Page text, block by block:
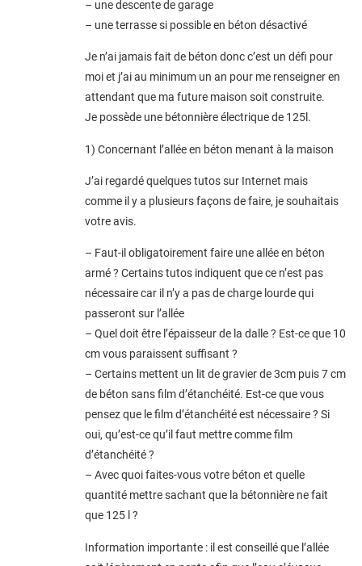
– une descente de garage
– une terrasse si possible en béton désactivé
Je n’ai jamais fait de béton donc c’est un défi pour
moi et j’ai au minimum un an pour me renseigner en
attendant que ma future maison soit construite.
Je possède une bétonnière électrique de 125l.
1) Concernant l’allée en béton menant à la maison
J’ai regardé quelques tutos sur Internet mais
comme il y a plusieurs façons de faire, je souhaitais
votre avis.
– Faut-il obligatoirement faire une allée en béton
armé ? Certains tutos indiquent que ce n’est pas
nécessaire car il n’y a pas de charge lourde qui
passeront sur l’allée
– Quel doit être l’épaisseur de la dalle ? Est-ce que 10
cm vous paraissent suffisant ?
– Certains mettent un lit de gravier de 3cm puis 7 cm
de béton sans film d’étanchéité. Est-ce que vous
pensez que le film d’étanchéité est nécessaire ? Si
oui, qu’est-ce qu’il faut mettre comme film
d’étanchéité ?
– Avec quoi faites-vous votre béton et quelle
quantité mettre sachant que la bétonnière ne fait
que 125 l ?
Information importante : il est conseillé que l’allée